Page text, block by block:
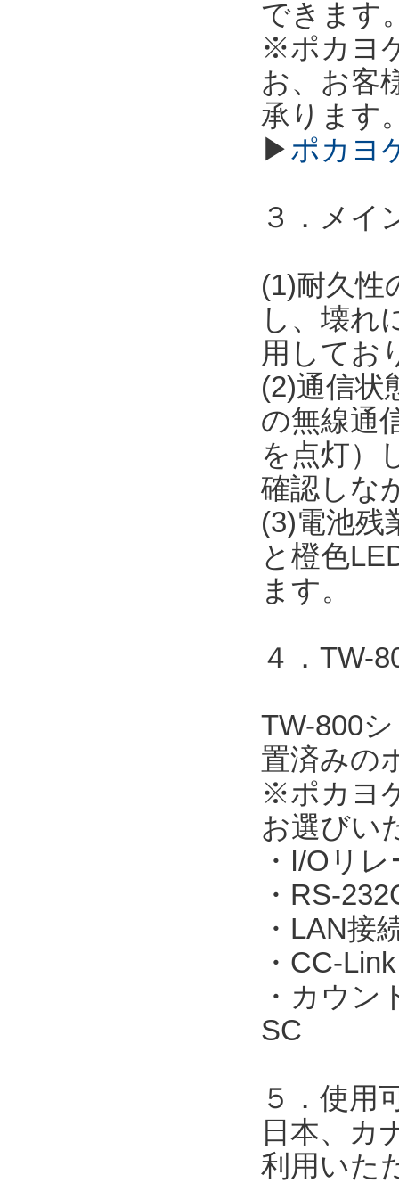
できます
※ポカヨ
お、お客
承ります
▶ポカヨ
３．メイ
(1)耐久性
し、壊れ
用してお
(2)通信状
の無線通
を点灯）
確認しな
(3)電池残
と橙色
ます。
４．TW-
TW-800
置済みの
※ポカヨ
お選びい
・I/Oリ
・RS-
・LAN接
・CC-
・カウン
SC
５．使用
日本、カ
利用いた